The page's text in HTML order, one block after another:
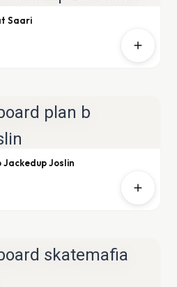
Saari
Placa skateboard plan b Jackedup Joslin